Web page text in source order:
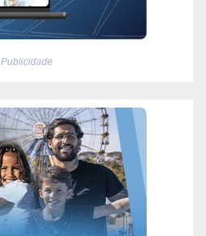
Publicidade